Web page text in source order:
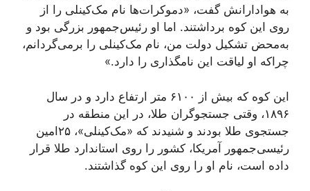
به هوادارانش گفت، «دموکرات‌ها نام مک‌کینلی را از
روی این کوه برداشتند. اما او رئیس‌جمهور بزرگی بود و
به‌محض تشکیل دولت من، نام مک‌کینلی را برمی‌گردانم،
چراکه او لیاقت این نامگذاری را دارد.»
این کوه که بیش از ۶۱۰۰ متر ارتفاع دارد و در سال
۱۸۹۶،‌ وقتی جستجوگران طلا، در این منطقه در
جستجوی طلا بودند و شنیدند که «مک‌کینلی»، ۲۵‌امین
رئیسی‌جمهور آمریکا، کشور را روی استاندارد طلا قرار
داده است، نام او را روی این کوه گذاشتند.